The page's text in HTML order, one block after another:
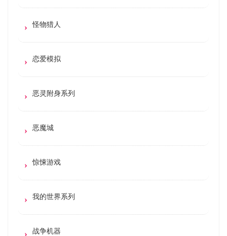
怪物猎人
恋爱模拟
恶灵附身系列
恶魔城
惊悚游戏
我的世界系列
战争机器